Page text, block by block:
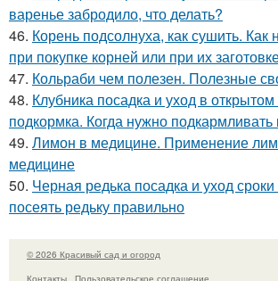
варенье забродило, что делать?
46. Корень подсолнуха, как сушить. Как
при покупке корней или при их
47. Кольраби чем полезен. Полезные
48. Клубника посадка и уход в открытом
подкормка. Когда нужно подкармливать
49. Лимон в медицине. Применение
медицине
50. Черная редька посадка и уход
посеять редьку правильно
© 2026 Красивый сад и огород
Контакты
Пользовательское соглашение